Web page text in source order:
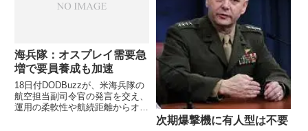
海兵隊：オスプレイ需要急
増で要員養成も加速
18日付DODBuzzが、米海兵隊の
航空担当副司令官の発言を交え、
運用の柔軟性や航続距離からオス
次期爆撃機に有人型は不要